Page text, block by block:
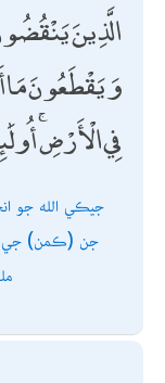
الَّذِينَ
وَيَقْطَعُونَ مَا
فِي الْأَرْضِ
جيڪي الله جو
جن (ڪمن) جي